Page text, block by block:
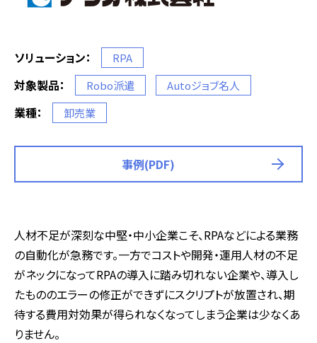
ソリューション： RPA
対象製品： Robo派遣 Autoジョブ名人
業種： 卸売業
事例(PDF)
人材不足が深刻な中堅・中小企業こそ、RPAなどによる業務
の自動化が急務です。一方でコストや開発・運用人材の不足
がネックになってRPAの導入に踏み切れない企業や、導入し
たもののエラーの修正ができずにスクリプトが放置され、期
待する費用対効果が得られなくなってしまう企業は少なくあ
りません。